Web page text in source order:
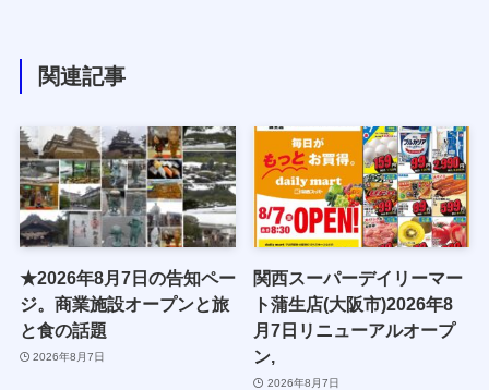
関連記事
★2026年8月7日の告知ペー
ジ。商業施設オープンと旅
と食の話題
2026年8月7日
関西スーパーデイリーマー
ト蒲生店(大阪市)2026年8
月7日リニューアルオープ
ン,
2026年8月7日